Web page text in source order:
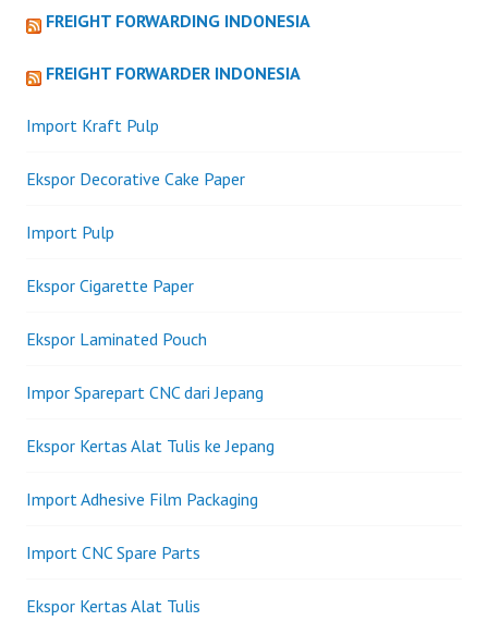
FREIGHT FORWARDING INDONESIA
FREIGHT FORWARDER INDONESIA
Import Kraft Pulp
Ekspor Decorative Cake Paper
Import Pulp
Ekspor Cigarette Paper
Ekspor Laminated Pouch
Impor Sparepart CNC dari Jepang
Ekspor Kertas Alat Tulis ke Jepang
Import Adhesive Film Packaging
Import CNC Spare Parts
Ekspor Kertas Alat Tulis